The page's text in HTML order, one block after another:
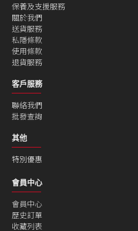
保養及支援服務
關於我們
送貨服務
私隱條款
使用條款
退貨服務
客戶服務
聯絡我們
批發查詢
其他
特別優惠
會員中心
會員中心
歷史訂單
收藏列表